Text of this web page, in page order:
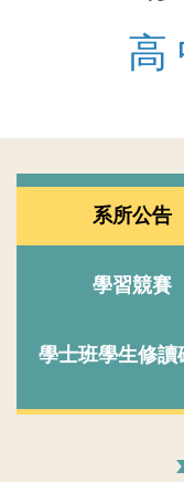
高
系所公告
學習競賽
學士班學生修讀